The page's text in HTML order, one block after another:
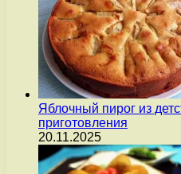
Яблочный пирог из
приготовления
20.11.2025